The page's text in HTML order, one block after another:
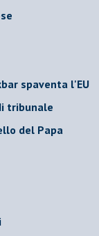
spaventa l'EU
tribunale
del Papa